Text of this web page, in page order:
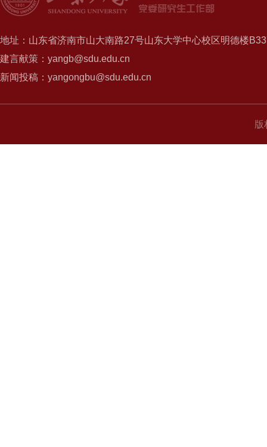
地址：山东省济南市山大南路27号山东大学中心校区明德楼
建言献策：yangb@sdu.edu.cn
新闻投稿：yangongbu@sdu.edu.cn
版